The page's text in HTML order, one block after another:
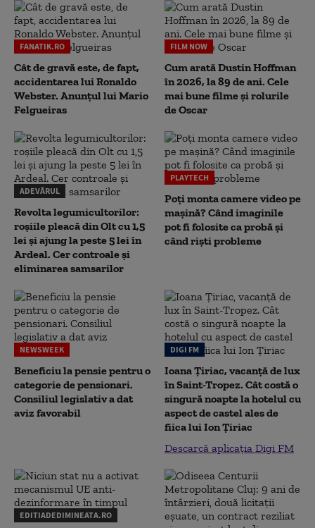
FANATIK.RO
Cât de gravă este, de fapt,
accidentarea lui Ronaldo
Webster. Anunțul lui Mario
Felgueiras
FILM NOW
Cum arată Dustin Hoffman
în 2026, la 89 de ani. Cele
mai bune filme și rolurile
de Oscar
ADEVĂRUL
Revolta legumicultorilor:
roșiile pleacă din Olt cu 1,5
lei și ajung la peste 5 lei în
Ardeal. Cer controale și
eliminarea samsarilor
PLAYTECH
Poți monta camere video pe
mașină? Când imaginile
pot fi folosite ca probă și
când riști probleme
NEWSWEEK
Beneficiu la pensie pentru o
categorie de pensionari.
Consiliul legislativ a dat
aviz favorabil
DIGI FM
Ioana Țiriac, vacanță de lux
în Saint-Tropez. Cât costă o
singură noapte la hotelul cu
aspect de castel ales de
fiica lui Ion Țiriac
Descarcă aplicația Digi FM
EDITIADEDIMINEATA.RO